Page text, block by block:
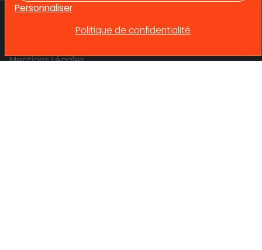
Personnaliser
Politique de confidentialité
betrec@betrec.com
Mentions Légales